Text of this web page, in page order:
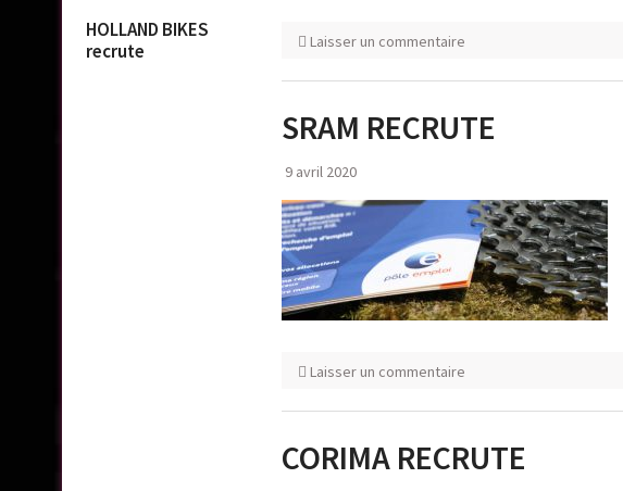
Laisser un commentaire
SRAM RECRUTE
9 avril 2020
Laisser un commentaire
CORIMA RECRUTE
HOLLAND BIKES
recrute